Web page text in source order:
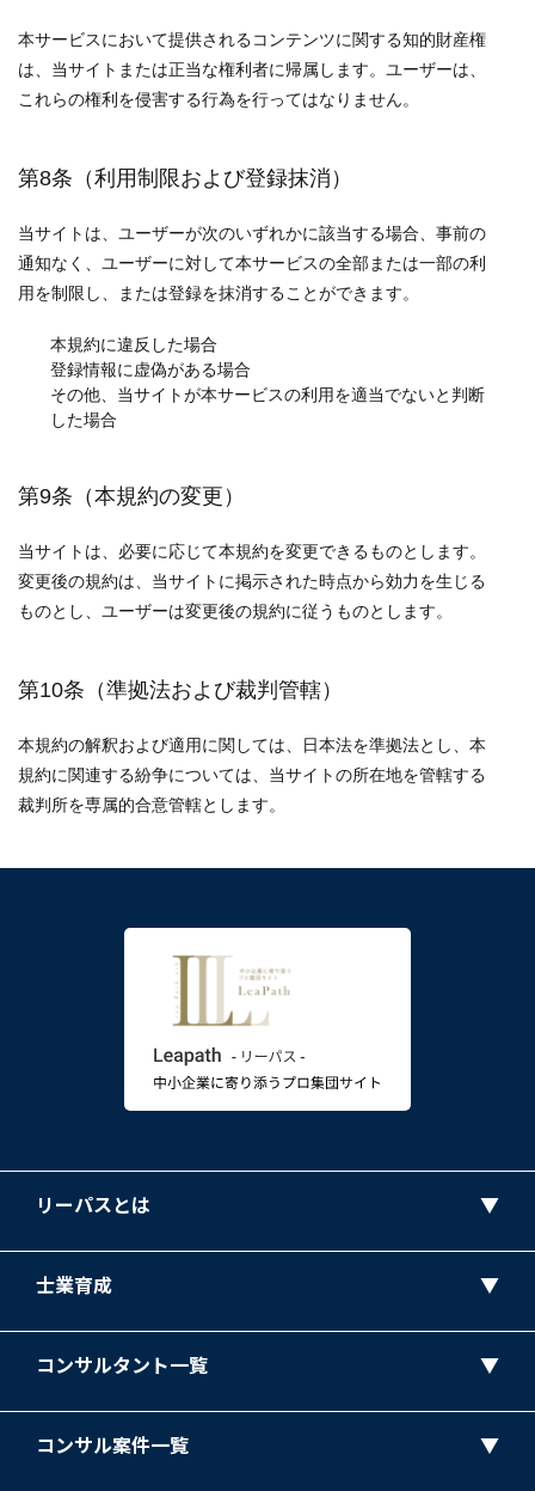
本サービスにおいて提供されるコンテンツに関する知的財産権
は、当サイトまたは正当な権利者に帰属します。ユーザーは、
これらの権利を侵害する行為を行ってはなりません。
第8条（利用制限および登録抹消）
当サイトは、ユーザーが次のいずれかに該当する場合、事前の
通知なく、ユーザーに対して本サービスの全部または一部の利
用を制限し、または登録を抹消することができます。
本規約に違反した場合
登録情報に虚偽がある場合
その他、当サイトが本サービスの利用を適当でないと判断
した場合
第9条（本規約の変更）
当サイトは、必要に応じて本規約を変更できるものとします。
変更後の規約は、当サイトに掲示された時点から効力を生じる
ものとし、ユーザーは変更後の規約に従うものとします。
第10条（準拠法および裁判管轄）
本規約の解釈および適用に関しては、日本法を準拠法とし、本
規約に関連する紛争については、当サイトの所在地を管轄する
裁判所を専属的合意管轄とします。
リーパスとは
士業育成
コンサルタント一覧
コンサル案件一覧